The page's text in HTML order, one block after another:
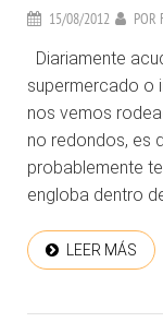
15/08/2012 POR
Diariamente
supermercado o
nos vemos
no redondos, es
probablemente
engloba dentro
LEER MÁS